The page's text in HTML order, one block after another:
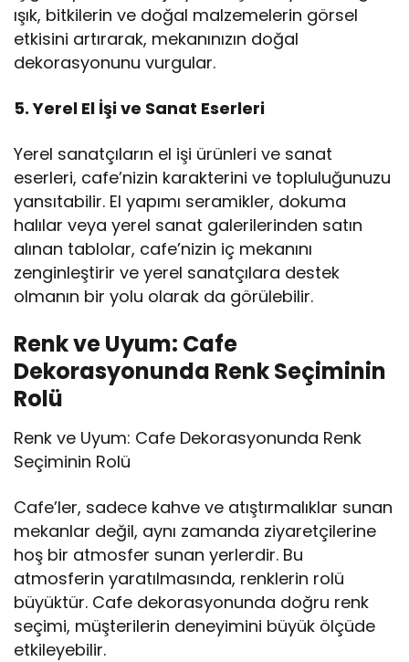
ışık, bitkilerin ve doğal malzemelerin görsel
etkisini artırarak, mekanınızın doğal
dekorasyonunu vurgular.
5. Yerel El İşi ve Sanat Eserleri
Yerel sanatçıların el işi ürünleri ve sanat
eserleri, cafe’nizin karakterini ve topluluğunuzu
yansıtabilir. El yapımı seramikler, dokuma
halılar veya yerel sanat galerilerinden satın
alınan tablolar, cafe’nizin iç mekanını
zenginleştirir ve yerel sanatçılara destek
olmanın bir yolu olarak da görülebilir.
Renk ve Uyum: Cafe
Dekorasyonunda Renk Seçiminin
Rolü
Renk ve Uyum: Cafe Dekorasyonunda Renk
Seçiminin Rolü
Cafe’ler, sadece kahve ve atıştırmalıklar sunan
mekanlar değil, aynı zamanda ziyaretçilerine
hoş bir atmosfer sunan yerlerdir. Bu
atmosferin yaratılmasında, renklerin rolü
büyüktür. Cafe dekorasyonunda doğru renk
seçimi, müşterilerin deneyimini büyük ölçüde
etkileyebilir.